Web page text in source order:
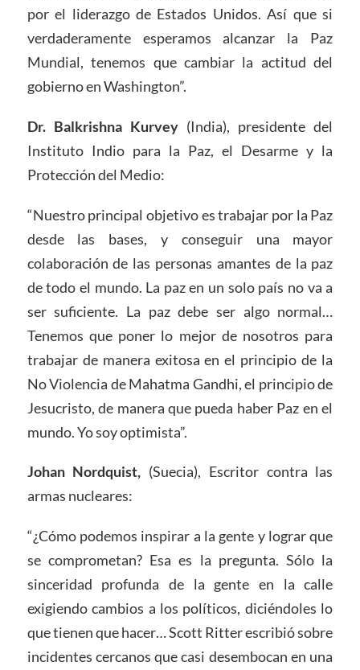
por el liderazgo de Estados Unidos. Así que si
verdaderamente esperamos alcanzar la Paz
Mundial, tenemos que cambiar la actitud del
gobierno en Washington”.
Dr. Balkrishna Kurvey(India), presidente del
Instituto Indio para la Paz, el Desarme y la
Protección del Medio:
“Nuestro principal objetivo es trabajar por la Paz
desde las bases, y conseguir una mayor
colaboración de las personas amantes de la paz
de todo el mundo. La paz en un solo país no va a
ser suficiente. La paz debe ser algo normal…
Tenemos que poner lo mejor de nosotros para
trabajar de manera exitosa en el principio de la
No Violencia de Mahatma Gandhi, el principio de
Jesucristo, de manera que pueda haber Paz en el
mundo. Yo soy optimista”.
Johan Nordquist, (Suecia), Escritor contra las
armas nucleares:
“¿Cómo podemos inspirar a la gente y lograr que
se comprometan? Esa es la pregunta. Sólo la
sinceridad profunda de la gente en la calle
exigiendo cambios a los políticos, diciéndoles lo
que tienen que hacer… Scott Ritter escribió sobre
incidentes cercanos que casi desembocan en una